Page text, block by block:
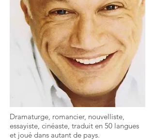
Dramaturge, romancier, nouvelliste,
essayiste, cinéaste, traduit en 50 langues
et joué dans autant de pays.